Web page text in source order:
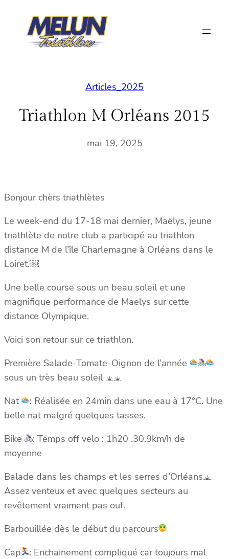
contenu
Articles_2025
Triathlon M Orléans 2015
mai 19, 2025
Bonjour chèrs triathlètes
Le week-end du 17-18 mai dernier, Maëlys, jeune
triathlète de notre club a participé au triathlon
distance M de l’île Charlemagne à Orléans dans le
Loiret.￼
Une belle course sous un beau soleil et une
magnifique performance de Maelys sur cette
distance Olympique.
Voici son retour sur ce triathlon.
Première Salade-Tomate-Oignon de l’année
sous un très beau soleil
Nat
: Réalisée en 24min dans une eau à 17°C. Une
belle nat malgré quelques tasses.
Bike
: Temps off velo : 1h20 .30.9km/h de
moyenne
Balade dans les champs et les serres d’Orléans
Assez venteux et avec quelques secteurs au
revêtement vraiment pas ouf.
Barbouillée dès le début du parcours
Cap
: Enchainement compliqué car toujours mal